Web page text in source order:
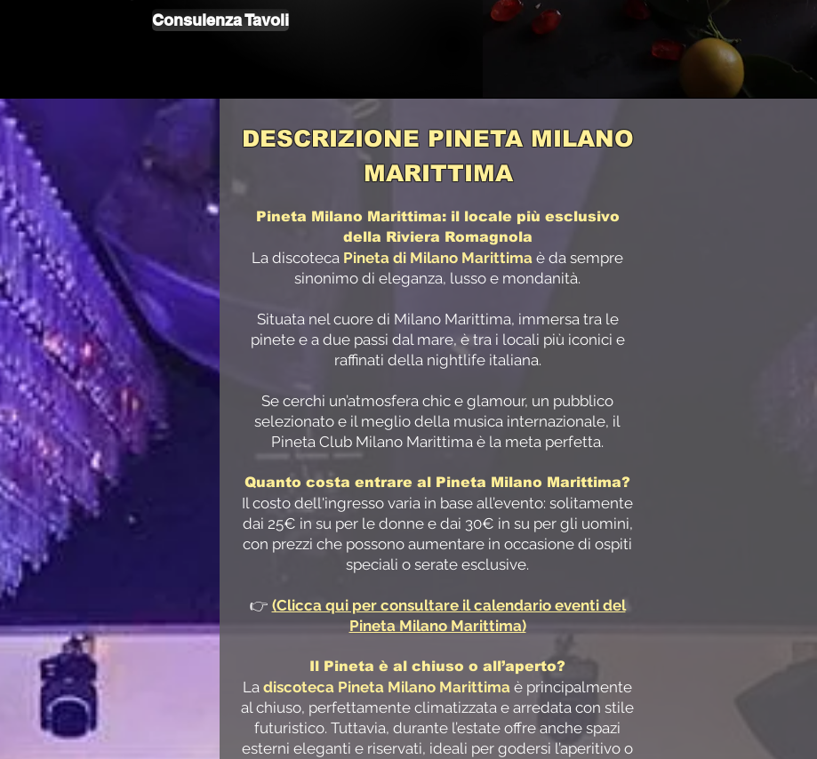
Consulenza Tavoli
DESCRIZIONE PINETA MILANO
MARITTIMA
Pineta Milano Marittima: il locale più esclusivo
della Riviera Romagnola
La discoteca Pineta di Milano Marittima è da sempre
sinonimo di eleganza, lusso e mondanità.
Situata nel cuore di Milano Marittima, immersa tra le
pinete e a due passi dal mare, è tra i locali più iconici e
raffinati della nightlife italiana.
Se cerchi un’atmosfera chic e glamour, un pubblico
selezionato e il meglio della musica internazionale, il
Pineta Club Milano Marittima è la meta perfetta.
Quanto costa entrare al Pineta Milano Marittima?
Il costo dell'ingresso varia in base all’evento: solitamente
dai 25€ in su per le donne e dai 30€ in su per gli uomini,
con prezzi che possono aumentare in occasione di ospiti
speciali o serate esclusive.
👉 (Clicca qui per consultare il calendario eventi del
Pineta Milano Marittima)
Il Pineta è al chiuso o all’aperto?
La discoteca Pineta Milano Marittima è principalmente
al chiuso, perfettamente climatizzata e arredata con stile
futuristico. Tuttavia, durante l’estate offre anche spazi
esterni eleganti e riservati, ideali per godersi l’aperitivo o